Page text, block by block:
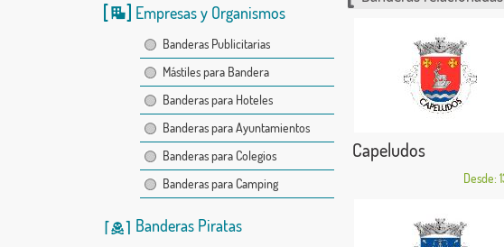
Empresas y Organismos
Banderas Publicitarias
Mástiles para Bandera
Banderas para Hoteles
Banderas para Ayuntamientos
Banderas para Colegios
Banderas para Camping
Banderas Piratas
Capeludos
Desde: